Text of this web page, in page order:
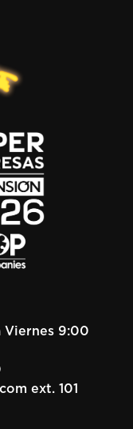
Viernes 9:00
ext. 101